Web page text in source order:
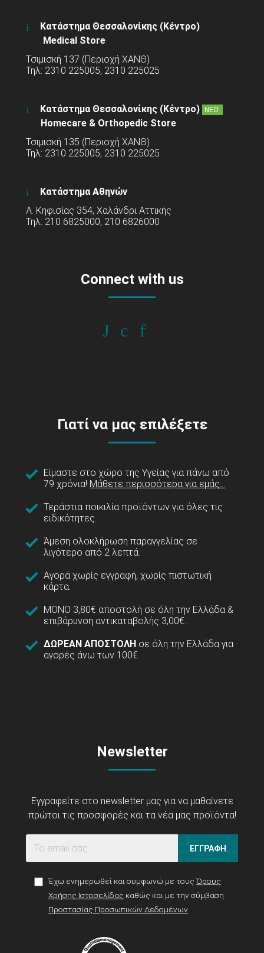
Κατάστημα Θεσσαλονίκης (Κέντρο)
Medical Store
Τσιμισκή 137 (Περιοχή ΧΑΝΘ)
Τηλ: 2310 225005, 2310 225025
Κατάστημα Θεσσαλονίκης (Κέντρο) ΝΕΟ
Homecare & Orthopedic Store
Τσιμισκή 135 (Περιοχή ΧΑΝΘ)
Τηλ: 2310 225005, 2310 225025
Κατάστημα Αθηνών
Λ. Κηφισίας 354, Χαλάνδρι Αττικής
Τηλ: 210 6825000, 210 6826000
Connect with us
Γιατί να μας επιλέξετε
Είμαστε στο χώρο της Υγείας για πάνω από
79 χρόνια! Μάθετε περισσότερα για εμάς...
Τεράστια ποικιλία προϊόντων για όλες τις
ειδικότητες.
Άμεση ολοκλήρωση παραγγελίας σε
λιγότερο από 2 λεπτά.
Αγορά χωρίς εγγραφή, χωρίς πιστωτική
κάρτα.
ΜΟΝΟ 3,80€ αποστολή σε όλη την Ελλάδα &
επιβάρυνση αντικαταβολής 3,00€.
ΔΩΡΕΑΝ ΑΠΟΣΤΟΛΗ σε όλη την Ελλάδα για
αγορές άνω των 100€.
Newsletter
Εγγραφείτε στο newsletter μας για να μαθαίνετε
πρώτοι τις προσφορές και τα νέα μας προϊόντα!
ΕΓΓΡΑΦΗ
Έχω ενημερωθεί και συμφωνώ με τους Όρους
Χρήσης Ιστοσελίδας καθώς και με την σύμβαση
Προστασίας Προσωπικών Δεδομένων